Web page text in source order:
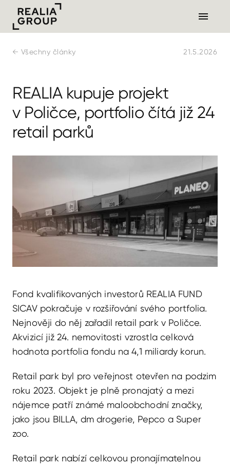
← Všechny články 21.5.2026
REALIA kupuje projekt
v Poličce, portfolio čítá již 24
retail parků
Fond kvalifikovaných investorů REALIA FUND
SICAV pokračuje v rozšiřování svého portfolia.
Nejnověji do něj zařadil retail park v Poličce.
Akvizicí již 24. nemovitosti vzrostla celková
hodnota portfolia fondu na 4,1 miliardy korun.
Retail park byl pro veřejnost otevřen na podzim
roku 2023. Objekt je plně pronajatý a mezi
nájemce patří známé maloobchodní značky,
jako jsou BILLA, dm drogerie, Pepco a Super
zoo.
Retail park nabízí celkovou pronajímatelnou